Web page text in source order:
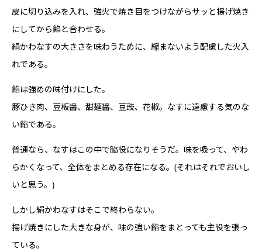
皮に切り込みを入れ、強火で焼き目をつけながらサッと揚げ焼き
にしてから餡と合わせる。
絹かわなすの大きさを味わうために、縮まないよう配慮した火入
れである。
餡は強めの味付けにした。
豚ひき肉、豆板醤、甜麺醤、豆豉、花椒。なすに遠慮する気のな
い餡である。
普通なら、なすはこの中で脇役になりそうだ。味を吸って、やわ
らかくなって、全体をまとめる存在になる。(それはそれでおいし
いと思う。)
しかし絹かわなすはそこで終わらない。
揚げ焼きにした大きな身が、味の強い餡をまとっても主役を張っ
ている。